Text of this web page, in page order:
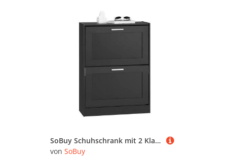
SoBuy Schuhschrank mit 2 Klappen Schuhkommode Schuhregal Schmal 60x80x25cm Schwarz FSR137-SCH
von SoBuy